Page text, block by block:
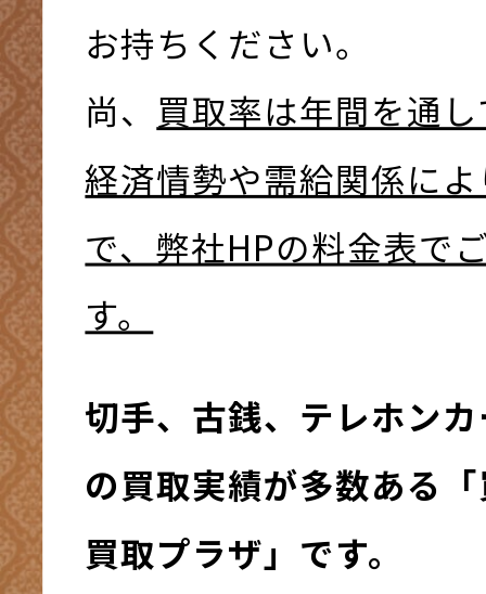
お持ちください。
尚、 買取率は年間を通
経済情勢や需給関係に
で、弊社HPの料金表で
す。
切手、古銭、テレホン
の買取実績が多数ある
買取プラザ」です。